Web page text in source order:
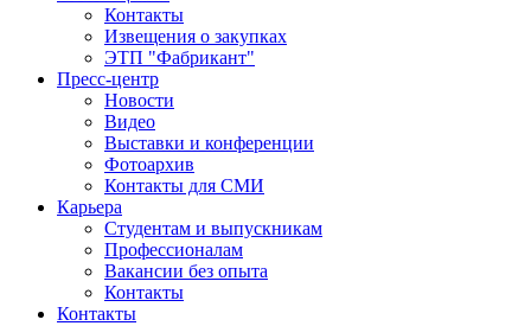
Контакты
Извещения о закупках
ЭТП "Фабрикант"
Пресс-центр
Новости
Видео
Выставки и конференции
Фотоархив
Контакты для СМИ
Карьера
Студентам и выпускникам
Профессионалам
Вакансии без опыта
Контакты
Контакты